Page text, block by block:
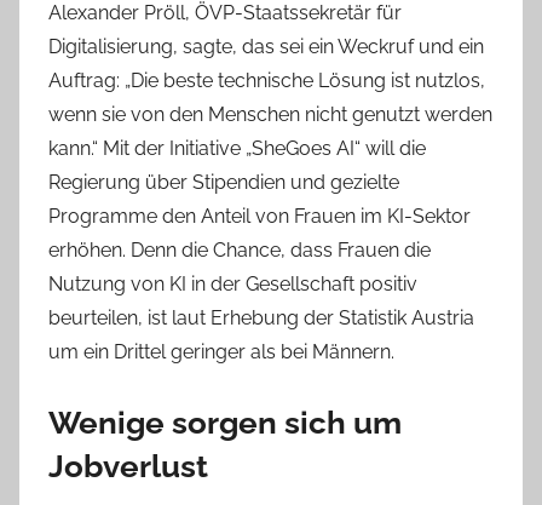
Alexander Pröll, ÖVP-Staatssekretär für
Digitalisierung, sagte, das sei ein Weckruf und ein
Auftrag: „Die beste technische Lösung ist nutzlos,
wenn sie von den Menschen nicht genutzt werden
kann.“ Mit der Initiative „SheGoes AI“ will die
Regierung über Stipendien und gezielte
Programme den Anteil von Frauen im KI-Sektor
erhöhen. Denn die Chance, dass Frauen die
Nutzung von KI in der Gesellschaft positiv
beurteilen, ist laut Erhebung der Statistik Austria
um ein Drittel geringer als bei Männern.
Wenige sorgen sich um
Jobverlust